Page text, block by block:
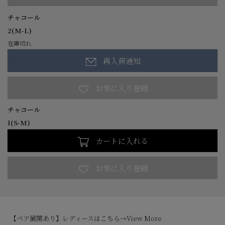
チャコール
2(M-L)
在庫切れ
再入荷通知
チャコール
1(S-M)
カートに入れる
【ペア展開あり】レディースはこちら→View More